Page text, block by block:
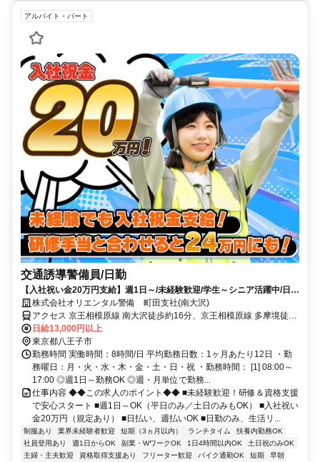
アルバイト・パート
交通誘導警備員/日勤
【入社祝い金20万円支給】週1日～/未経験歓迎/学生～シニア活躍中/日払
い・週払いOK/履歴書不要！
株式会社オリエンタル警備 町田支社(南大沢)
アクセス 京王相模原線 南大沢徒歩約16分、京王相模原線 多摩境徒歩
約33分、京王相模原線 京王堀之内徒歩約35分 (面接地/町田支社)東京
都町田市森野１丁目１３－３ 竹内ビル４Ｆ
日給13,000円以上
東京都八王子市
勤務時間 実働時間：8時間/日 平均勤務日数：1ヶ月あたり12日 ・勤
務曜日：月・火・水・木・金・土・日・祝 ・勤務時間： [1] 08:00～
17:00 ◎週1日～勤務OK ◎週・月単位で勤務...
仕事内容 ◆◆この求人のポイント◆◆ ■未経験歓迎！研修＆資格支援
で安心スタート ■週1日～OK（平日のみ／土日のみもOK） ■入社祝い
金20万円（規定あり） ■日払い、週払いOK ■日勤のみ、生活リ...
制服あり 業界未経験者歓迎 短期（3ヵ月以内） ランチタイム
扶養内勤務OK
社員登用あり
週1日からOK 副業・WワークOK 1日4時間以内OK
土日祝のみOK
主婦・主夫歓迎
資格取得支援あり フリーター歓迎 バイク通勤OK 短期
早朝